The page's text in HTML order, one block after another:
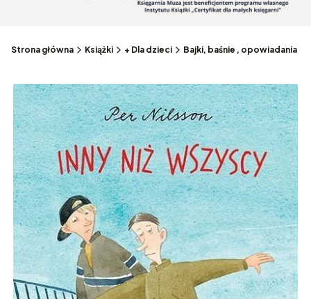
Strona główna Książki + Dla dzieci Bajki, baśnie , opowiadania